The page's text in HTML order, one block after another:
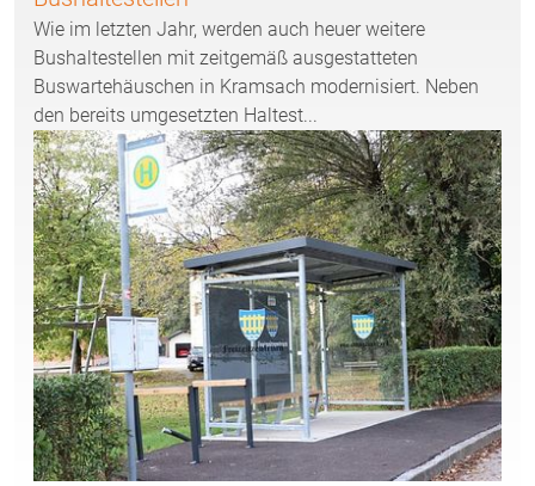
Wie im letzten Jahr, werden auch heuer weitere
Bushaltestellen mit zeitgemäß ausgestatteten
Buswartehäuschen in Kramsach modernisiert. Neben
den bereits umgesetzten Haltest...